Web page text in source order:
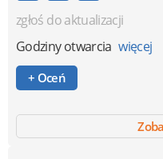
zgłoś do aktualizacji
Godziny otwarcia więcej
+ Oceń